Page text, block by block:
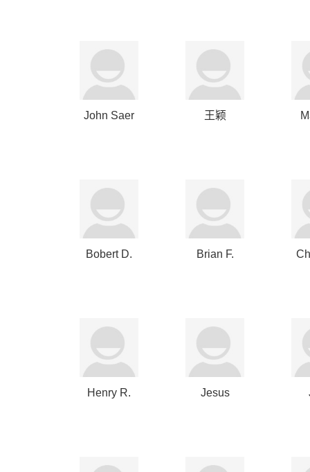
John Saer 王颖
Bobert D. Brian F.
Henry R. Jesus